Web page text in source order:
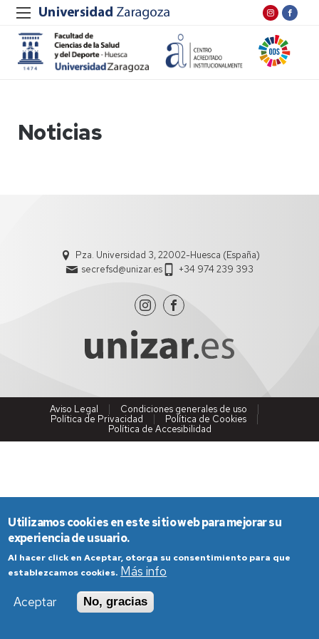
Noticias
Pza. Universidad 3, 22002-Huesca (España)
secrefsd@unizar.es
+34 974 239 393
Aviso Legal
Condiciones generales de uso
Política de Privacidad
Política de Cookies
Política de Accesibilidad
Utilizamos cookies en este sitio web para mejorar su
experiencia de usuario.
Al hacer click en Aceptar, otorga su consentimiento para que
establezcamos cookies. Más info
Aceptar
No, gracias